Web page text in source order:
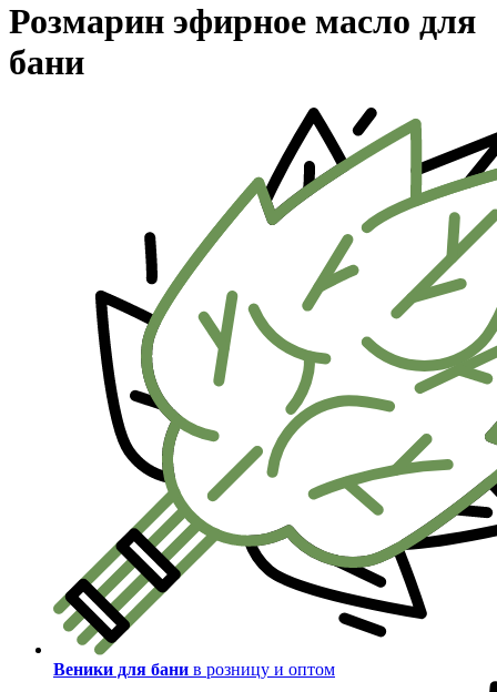
Розмарин эфирное масло для
бани
Веники для бани в розницу и оптом